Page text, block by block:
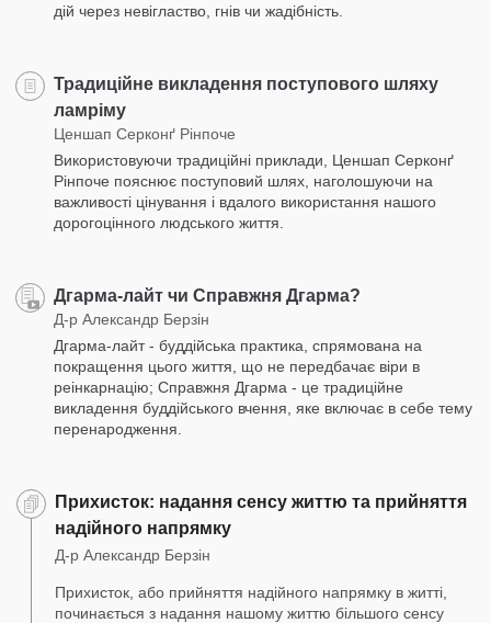
дій через невігластво, гнів чи жадібність.
Традиційне викладення поступового шляху
ламріму
Ценшап Серконґ Рінпоче
Використовуючи традиційні приклади, Ценшап Серконґ
Рінпоче пояснює поступовий шлях, наголошуючи на
важливості цінування і вдалого використання нашого
дорогоцінного людського життя.
Дгарма-лайт чи Справжня Дгарма?
Д-р Александр Берзін
Дгарма-лайт - буддійська практика, спрямована на
покращення цього життя, що не передбачає віри в
реінкарнацію; Справжня Дгарма - це традиційне
викладення буддійського вчення, яке включає в себе тему
перенародження.
Прихисток: надання сенсу життю та прийняття
надійного напрямку
Д-р Александр Берзін
Прихисток, або прийняття надійного напрямку в житті,
починається з надання нашому життю більшого сенсу